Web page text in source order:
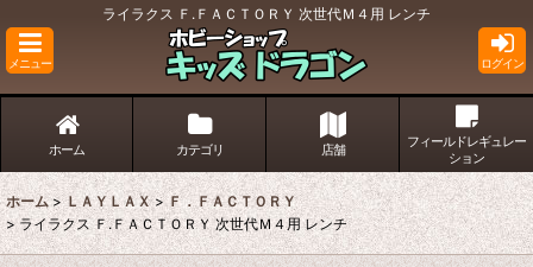
ライラクス Ｆ.ＦＡＣＴＯＲＹ 次世代Ｍ４用 レンチ
メニュー ログイン
ホーム カテゴリ 店舗
フィールドレギュレー
ション
ホーム > ＬＡＹＬＡＸ > Ｆ．ＦＡＣＴＯＲＹ
> ライラクス Ｆ.ＦＡＣＴＯＲＹ 次世代Ｍ４用 レンチ